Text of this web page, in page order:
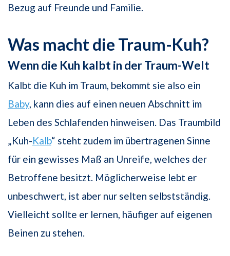
Bezug auf Freunde und Familie.
Was macht die Traum-Kuh?
Wenn die Kuh kalbt in der Traum-Welt
Kalbt die Kuh im Traum, bekommt sie also ein
Baby, kann dies auf einen neuen Abschnitt im
Leben des Schlafenden hinweisen. Das Traumbild
„Kuh-Kalb“ steht zudem im übertragenen Sinne
für ein gewisses Maß an Unreife, welches der
Betroffene besitzt. Möglicherweise lebt er
unbeschwert, ist aber nur selten selbstständig.
Vielleicht sollte er lernen, häufiger auf eigenen
Beinen zu stehen.